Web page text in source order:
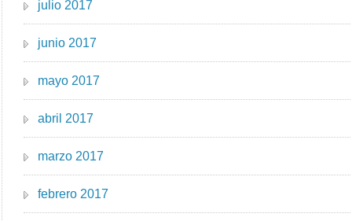
julio 2017
junio 2017
mayo 2017
abril 2017
marzo 2017
febrero 2017